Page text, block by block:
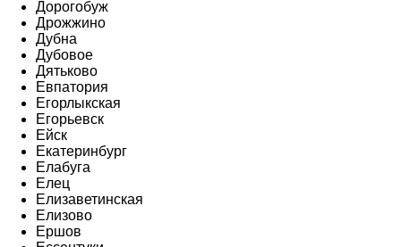
Дорогобуж
Дрожжино
Дубна
Дубовое
Дятьково
Евпатория
Егорлыкская
Егорьевск
Ейск
Екатеринбург
Елабуга
Елец
Елизаветинская
Елизово
Ершов